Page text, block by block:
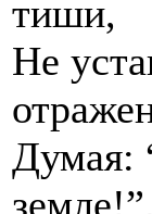
тиши,
Не
Думая:
земле!”.